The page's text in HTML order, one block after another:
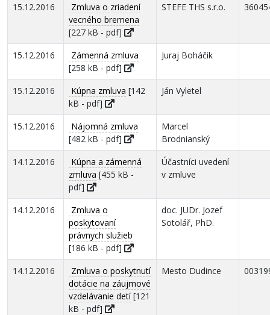
15.12.2016
Zmluva o zriadení
vecného bremena
[227 kB - pdf]
STEFE THS s.r.o.
15.12.2016
Zámenná zmluva
[258 kB - pdf]
Juraj Boháčik
15.12.2016 Kúpna zmluva [142
kB - pdf]
Ján Vyletel
15.12.2016
Nájomná zmluva
[482 kB - pdf]
Marcel
Brodnianský
14.12.2016
Kúpna a zámenná
zmluva [455 kB -
pdf]
Účastníci uvedení
v zmluve
14.12.2016
Zmluva o
poskytovaní
právnych služieb
[186 kB - pdf]
doc. JUDr. Jozef
Sotolář, PhD.
14.12.2016
Zmluva o poskytnutí
dotácie na záujmové
vzdelávanie detí[121
kB - pdf]
Mesto Dudince